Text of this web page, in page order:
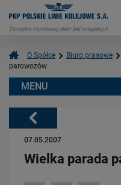
O Spółce Biuro prasowe
parowozów
Powrót
07.05.2007
Wielka parada
MENU